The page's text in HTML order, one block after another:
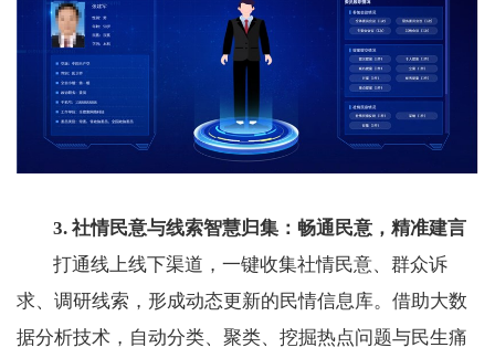
3. 社情民意与线索智慧归集：畅通民意，精准建言
打通线上线下渠道，一键收集社情民意、群众诉
求、调研线索，形成动态更新的民情信息库。借助大数
据分析技术，自动分类、聚类、挖掘热点问题与民生痛